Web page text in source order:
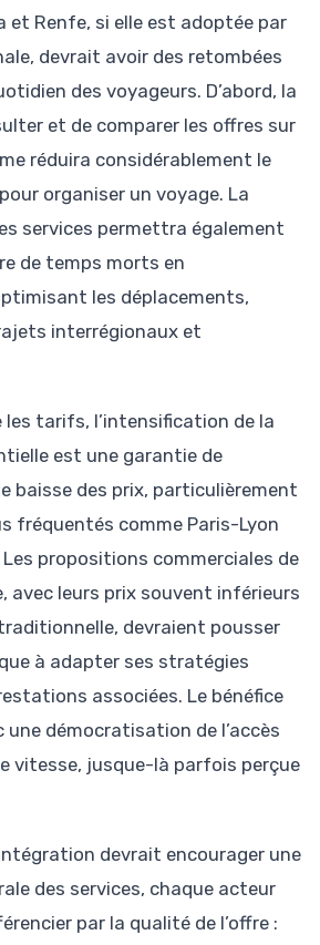
et Renfe, si elle est adoptée par
devrait avoir des retombées
des voyageurs. D’abord, la
et de comparer les offres sur
réduira considérablement le
organiser un voyage. La
services permettra également
de temps morts en
les déplacements,
interrégionaux et
les tarifs, l’intensification de la
est une garantie de
baisse des prix, particulièrement
fréquentés comme Paris-Lyon
propositions commerciales de
avec leurs prix souvent inférieurs
traditionnelle, devraient pousser
à adapter ses stratégies
associées. Le bénéfice
une démocratisation de l’accès
vitesse, jusque-là parfois perçue
devrait encourager une
des services, chaque acteur
par la qualité de l’offre :